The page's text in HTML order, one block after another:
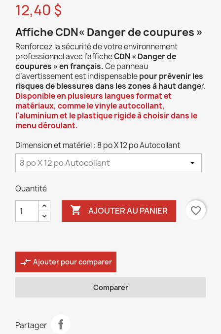
12,40 $
Affiche CDN« Danger de coupures »
Renforcez la sécurité de votre environnement
professionnel avec l’afficheCDN « Danger de
coupures » en français.Ce panneau
d’avertissement est indispensablepour prévenir les
risques de blessures dans les zones à haut danger.
Disponible en plusieurs langues format et
matériaux, comme le vinyle autocollant,
l'aluminium et le plastique rigide à choisir dans le
menu déroulant.
Dimension et matériel : 8 po X 12 po Autocollant
Quantité
 AJOUTER AU PANIER favorite_border
compare_arrows Ajouter pour comparer
Comparer
Partager